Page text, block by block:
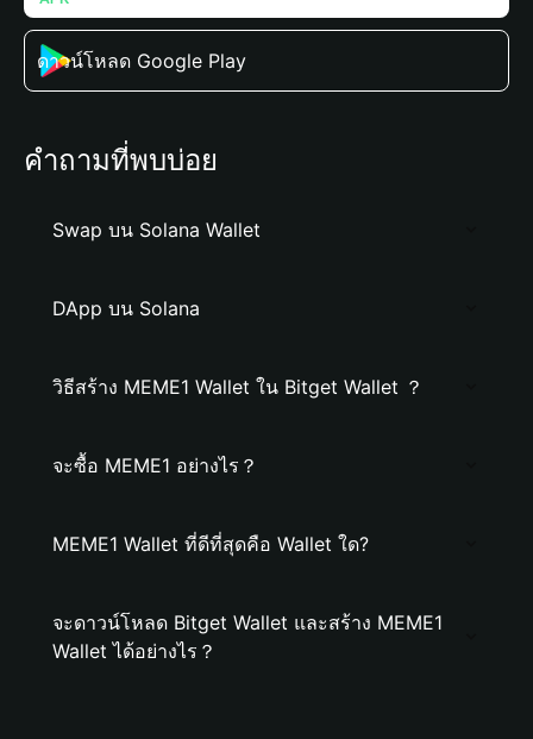
ดาวน์โหลด Google Play
คำถามที่พบบ่อย
Swap บน Solana Wallet
DApp บน Solana
วิธีสร้าง MEME1 Wallet ใน Bitget Wallet ？
จะซื้อ MEME1 อย่างไร？
MEME1 Wallet ที่ดีที่สุดคือ Wallet ใด?
จะดาวน์โหลด Bitget Wallet และสร้าง MEME1
Wallet ได้อย่างไร？